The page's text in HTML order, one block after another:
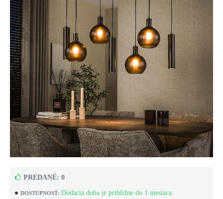
DOSTUPNOSŤ: Dodacia doba je približne do 1 mesiaca.
PREDANÉ: 0